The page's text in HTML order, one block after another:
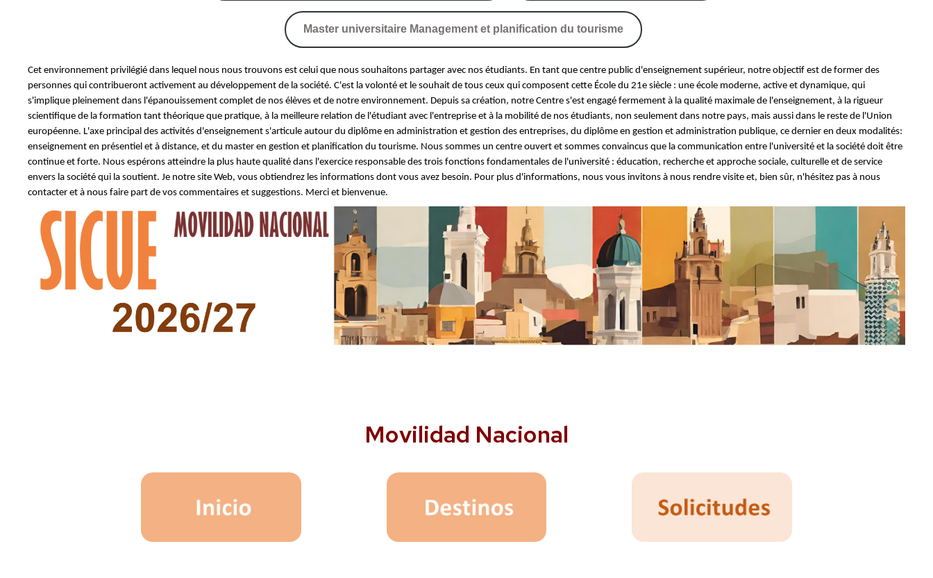
Master universitaire Management et planification du tourisme
Cet environnement privilégié dans lequel nous nous trouvons est celui que nous souhaitons partager avec nos étudiants. En tant que centre public d'enseignement supérieur, notre objectif est de former des
personnes qui contribueront activement au développement de la société. C'est la volonté et le souhait de tous ceux qui composent cette École du 21e siècle : une école moderne, active et dynamique, qui
s'implique pleinement dans l'épanouissement complet de nos élèves et de notre environnement. Depuis sa création, notre Centre s'est engagé fermement à la qualité maximale de l'enseignement, à la rigueur
scientifique de la formation tant théorique que pratique, à la meilleure relation de l'étudiant avec l'entreprise et à la mobilité de nos étudiants, non seulement dans notre pays, mais aussi dans le reste de l'Union
européenne. L'axe principal des activités d'enseignement s'articule autour du diplôme en administration et gestion des entreprises, du diplôme en gestion et administration publique, ce dernier en deux modalités:
enseignement en présentiel et à distance, et du master en gestion et planification du tourisme. Nous sommes un centre ouvert et sommes convaincus que la communication entre l'université et la société doit être
continue et forte. Nous espérons atteindre la plus haute qualité dans l'exercice responsable des trois fonctions fondamentales de l'université : éducation, recherche et approche sociale, culturelle et de service
envers la société qui la soutient. Je notre site Web, vous obtiendrez les informations dont vous avez besoin. Pour plus d'informations, nous vous invitons à nous rendre visite et, bien sûr, n'hésitez pas à nous
contacter et à nous faire part de vos commentaires et suggestions. Merci et bienvenue.
Movilidad Nacional